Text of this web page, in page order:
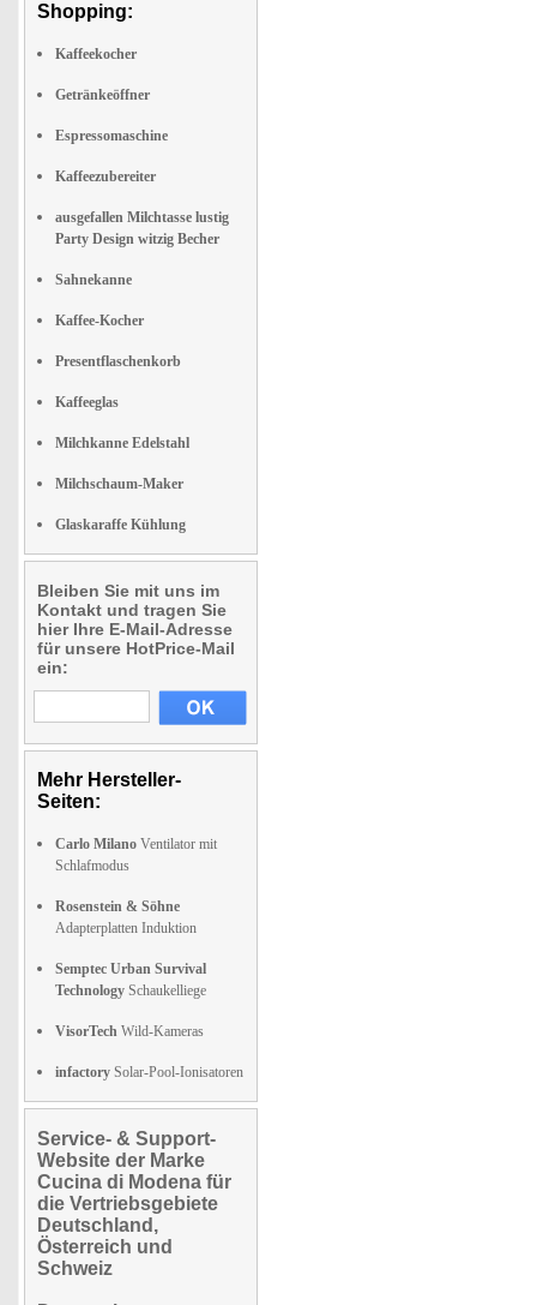
Shopping:
Kaffeekocher
Getränkeöffner
Espressomaschine
Kaffeezubereiter
ausgefallen Milchtasse lustig
Party Design witzig Becher
Sahnekanne
Kaffee-Kocher
Presentflaschenkorb
Kaffeeglas
Milchkanne Edelstahl
Milchschaum-Maker
Glaskaraffe Kühlung
Bleiben Sie mit uns im
Kontakt und tragen Sie
hier Ihre E-Mail-Adresse
für unsere HotPrice-Mail
ein:
Mehr Hersteller-
Seiten:
Carlo Milano Ventilator mit
Schlafmodus
Rosenstein & Söhne
Adapterplatten Induktion
Semptec Urban Survival
Technology Schaukelliege
VisorTech Wild-Kameras
infactory Solar-Pool-Ionisatoren
Service- & Support-
Website der Marke
Cucina di Modena für
die Vertriebsgebiete
Deutschland,
Österreich und
Schweiz